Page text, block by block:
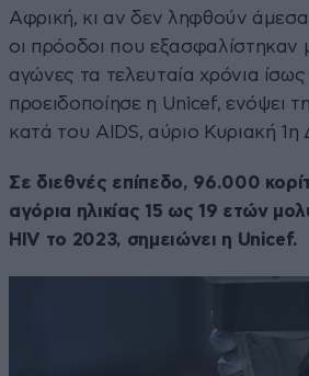
Αφρική, κι αν δεν ληφθούν
οι πρόοδοι που εξασφαλίστηκαν
αγώνες τα τελευταία χρόνια
προειδοποίησε η Unicef, ενόψει
κατά του AIDS, αύριο Κυριακή 1η
Σε διεθνές επίπεδο, 96.000
αγόρια ηλικίας 15 ως 19 ετών
HIV το 2023, σημειώνει η Unicef.